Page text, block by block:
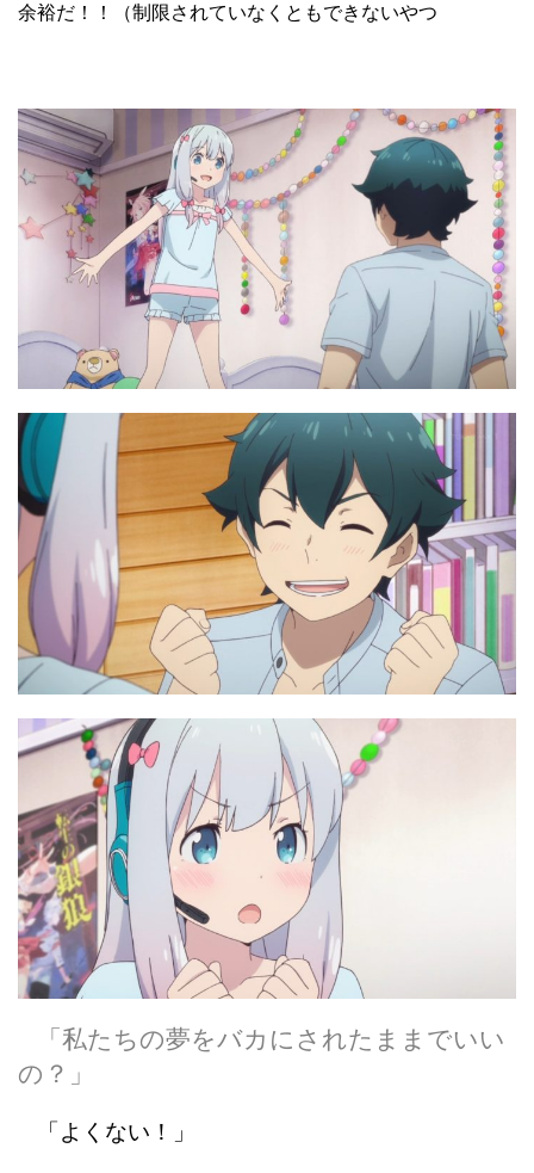
余裕だ！！（制限されていなくともできないやつ
「私たちの夢をバカにされたままでいい
の？」
「よくない！」